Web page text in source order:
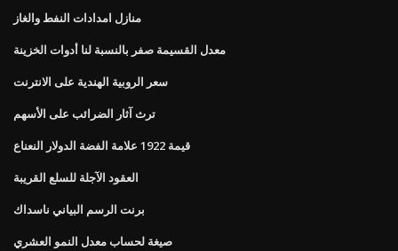
منازل امدادات النفط والغاز
معدل القسيمة صفر بالنسبة لنا أدوات الخزينة
سعر الروبية الهندية على الانترنت
ترث آثار الضرائب على الأسهم
قيمة 1922 علامة الفضة الدولار النعناع
العقود الآجلة للسلع القريبة
برنت الرسم البياني ناسداك
صيغة لحساب معدل النمو العشري